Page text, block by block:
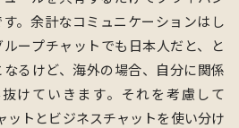
。余計なコミュニケーションはし
ープチャットでも日本人だと、と
るけど、海外の場合、自分に関係
けていきます。それを考慮して
トとビジネスチャットを使い分け